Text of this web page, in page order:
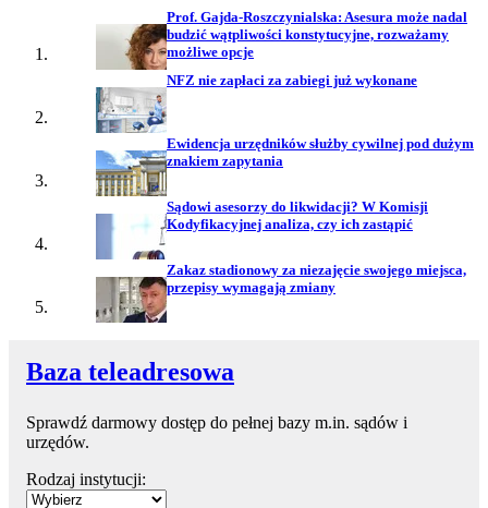
Prof. Gajda-Roszczynialska: Asesura może nadal
budzić wątpliwości konstytucyjne, rozważamy
możliwe opcje
NFZ nie zapłaci za zabiegi już wykonane
Ewidencja urzędników służby cywilnej pod dużym
znakiem zapytania
Sądowi asesorzy do likwidacji? W Komisji
Kodyfikacyjnej analiza, czy ich zastąpić
Zakaz stadionowy za niezajęcie swojego miejsca,
przepisy wymagają zmiany
Baza teleadresowa
Sprawdź darmowy dostęp do pełnej bazy m.in. sądów i
urzędów.
Rodzaj instytucji: